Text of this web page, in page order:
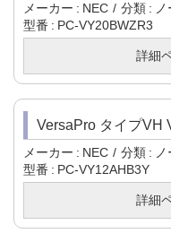
メーカー NEC 分類
型番
PC-VY20BWZR3
詳細
VersaPro タイプVH
メーカー NEC 分類
型番
PC-VY12AHB3Y
詳細